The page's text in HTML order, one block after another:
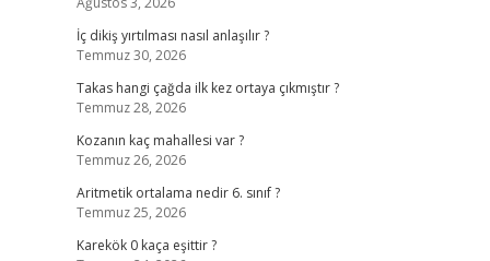
İç dikiş yırtılması nasıl anlaşılır ?
Temmuz 30, 2026
Takas hangi çağda ilk kez ortaya çıkmıştır ?
Temmuz 28, 2026
Kozanın kaç mahallesi var ?
Temmuz 26, 2026
Aritmetik ortalama nedir 6. sınıf ?
Temmuz 25, 2026
Karekök 0 kaça eşittir ?